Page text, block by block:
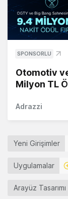
SPONSORLU
Otomotiv
Milyon TL
Adrazzi
Yeni Girişimler
Uygulamalar
Arayüz Tasarımı